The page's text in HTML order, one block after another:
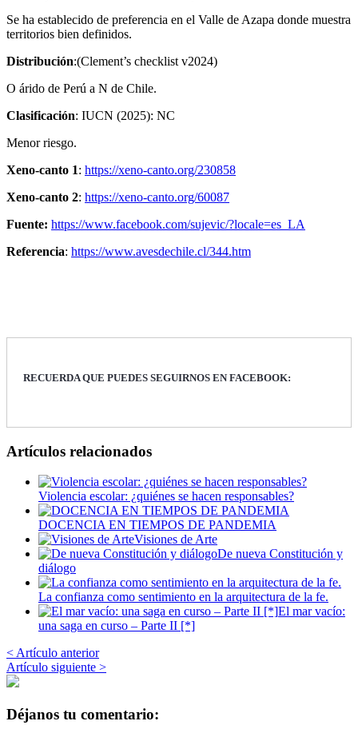
Se ha establecido de preferencia en el Valle de Azapa donde muestra
territorios bien definidos.
Distribución:(Clement’s checklist v2024)
O árido de Perú a N de Chile.
Clasificación: IUCN (2025): NC
Menor riesgo.
Xeno-canto 1: https://xeno-canto.org/230858
Xeno-canto 2: https://xeno-canto.org/60087
Fuente: https://www.facebook.com/sujevic/?locale=es_LA
Referencia: https://www.avesdechile.cl/344.htm
RECUERDA QUE PUEDES SEGUIRNOS EN FACEBOOK:
Artículos relacionados
Violencia escolar: ¿quiénes se hacen responsables?
DOCENCIA EN TIEMPOS DE PANDEMIA
Visiones de Arte
De nueva Constitución y
diálogo
La confianza como sentimiento en la arquitectura de la fe.
El mar vacío:
una saga en curso – Parte II [*]
< Artículo anterior
Artículo siguiente >
Déjanos tu comentario: